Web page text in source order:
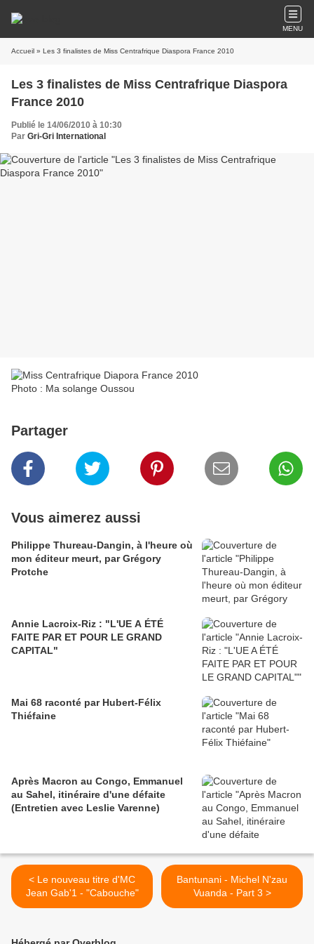
MENU
Accueil » Les 3 finalistes de Miss Centrafrique Diaspora France 2010
Les 3 finalistes de Miss Centrafrique Diaspora
France 2010
Publié le 14/06/2010 à 10:30
Par Gri-Gri International
Photo : Ma solange Oussou
Partager
Vous aimerez aussi
Philippe Thureau-Dangin, à l'heure où
mon éditeur meurt, par Grégory
Protche
Annie Lacroix-Riz : "L'UE A ÉTÉ
FAITE PAR ET POUR LE GRAND
CAPITAL"
Mai 68 raconté par Hubert-Félix
Thiéfaine
Après Macron au Congo, Emmanuel
au Sahel, itinéraire d'une défaite
(Entretien avec Leslie Varenne)
< Le nouveau titre d'MC
Jean Gab'1 - "Cabouche"
Bantunani - Michel N'zau
Vuanda - Part 3 >